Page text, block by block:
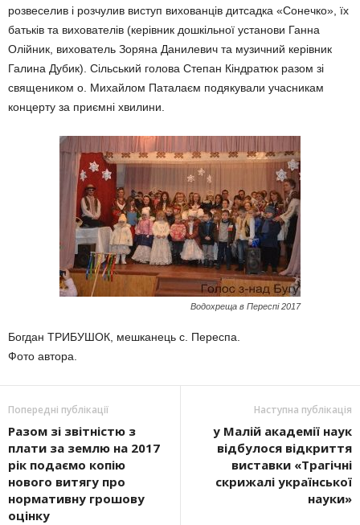
розвеселив і розчулив виступ вихованців дитсадка «Сонечко», їх
батьків та вихователів (керівник дошкільної установи Ганна
Олійник, вихователь Зоряна Данилевич та музичний керівник
Галина Дубик). Сільський голова Степан Кіндратюк разом зі
священиком о. Михайлом Паталаєм подякували учасникам
концерту за приємні хвилини.
Водохреща в Переспі 2017
Богдан ТРИБУШОК, мешканець с. Переспа.
Фото автора.
Попередні публікації
Разом зі звітністю з
плати за землю на 2017
рік подаємо копію
нового витягу про
нормативну грошову
оцінку
Наступна публікація
у Малій академії наук
відбулося відкриття
виставки «Трагічні
скрижалі української
науки»